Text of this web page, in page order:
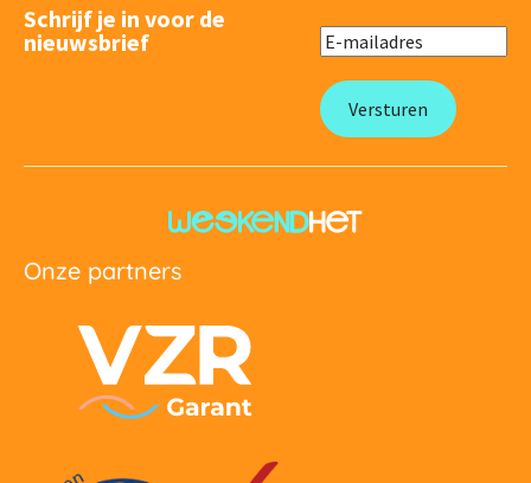
Schrijf je in voor de
nieuwsbrief
Onze partners